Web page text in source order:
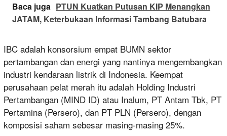
Baca juga PTUN Kuatkan Putusan KIP Menangkan
JATAM, Keterbukaan Informasi Tambang Batubara
IBC adalah konsorsium empat BUMN sektor
pertambangan dan energi yang nantinya mengembangkan
industri kendaraan listrik di Indonesia. Keempat
perusahaan pelat merah itu adalah Holding Industri
Pertambangan (MIND ID) atau Inalum, PT Antam Tbk, PT
Pertamina (Persero), dan PT PLN (Persero), dengan
komposisi saham sebesar masing-masing 25%.